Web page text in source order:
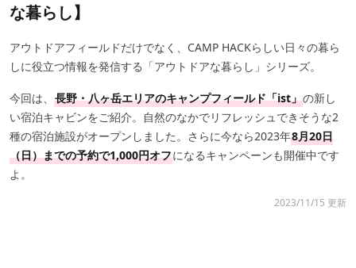
な暮らし】
アウトドアフィールドだけでなく、CAMP HACKらしい日々の暮ら
しに役立つ情報を発信する「アウトドアな暮らし」シリーズ。
今回は、 長野・八ヶ岳エリアのキャンプフィールド「ist」の新し
い宿泊キャビンをご紹介。自然のなかでリフレッシュできそうな2
種の宿泊施設がオープンしました。さらに今なら2023年8月20日
（日）までの予約で1,000円オフになるキャンペーンも開催中です
よ。
2023/11/15 更新